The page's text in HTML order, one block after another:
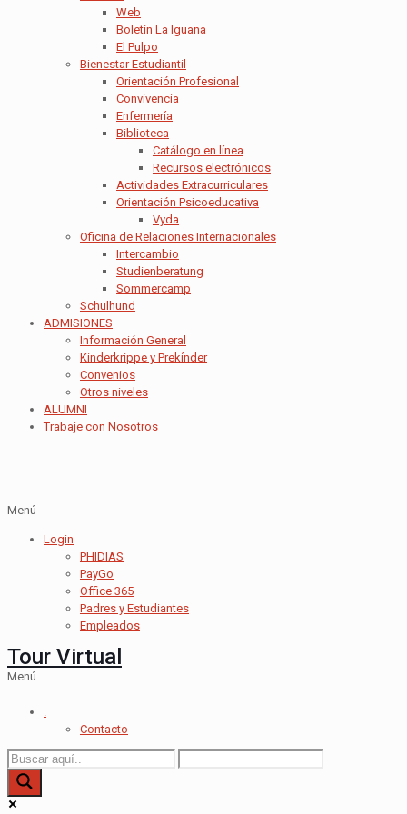
Web
Boletín La Iguana
El Pulpo
Bienestar Estudiantil
Orientación Profesional
Convivencia
Enfermería
Biblioteca
Catálogo en línea
Recursos electrónicos
Actividades Extracurriculares
Orientación Psicoeducativa
Vyda
Oficina de Relaciones Internacionales
Intercambio
Studienberatung
Sommercamp
Schulhund
ADMISIONES
Información General
Kinderkrippe y Prekínder
Convenios
Otros niveles
ALUMNI
Trabaje con Nosotros
Menú
Login
PHIDIAS
PayGo
Office 365
Padres y Estudiantes
Empleados
Tour Virtual
Menú
.
Contacto